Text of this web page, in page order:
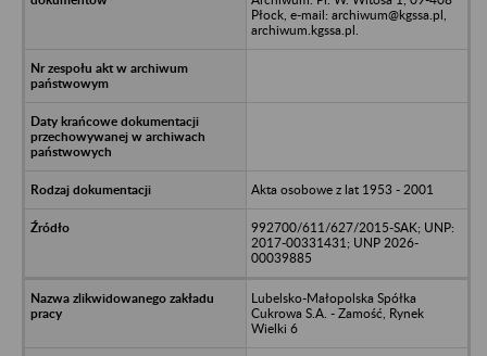
Płock, e-mail: archiwum@kgssa.pl,
archiwum.kgssa.pl.
Akta osobowe z lat 1953 - 2001
992700/611/627/2015-SAK; UNP:
2017-00331431; UNP 2026-
00039885
Lubelsko-Małopolska Spółka
Cukrowa S.A. - Zamość, Rynek
Wielki 6